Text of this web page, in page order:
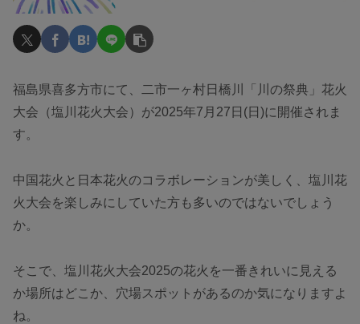
福島県喜多方市にて、二市一ヶ村日橋川「川の祭典」花火
大会（塩川花火大会）が2025年7月27日(日)に開催されま
す。
中国花火と日本花火のコラボレーションが美しく、塩川花
火大会を楽しみにしていた方も多いのではないでしょう
か。
そこで、塩川花火大会2025の花火を一番きれいに見える
か場所はどこか、穴場スポットがあるのか気になりますよ
ね。